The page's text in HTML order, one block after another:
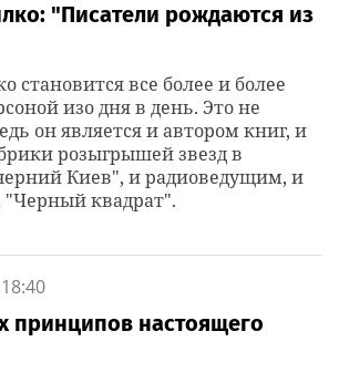
"Писатели рождаются из
становится все более и более
изо дня в день. Это не
он является и автором книг, и
розыгрышей звезд в
Киев", и радиоведущим, и
"Черный квадрат".
принципов настоящего